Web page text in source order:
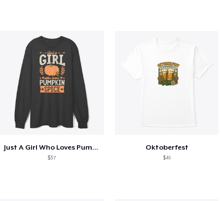
Just A Girl Who Loves Pumpkin Spice
$37
Oktoberfest
$41